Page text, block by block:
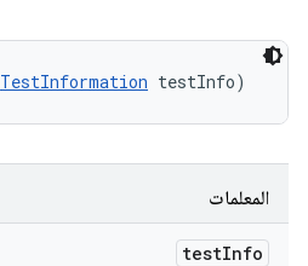
TestInformation testInfo)
المعلمات
testInfo